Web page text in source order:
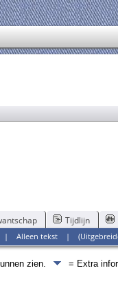
Tijdlijn
|Alleen tekst |
zien. = Extra